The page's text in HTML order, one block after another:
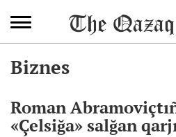
Biznes
Roman
«Çelsiğa» salğan